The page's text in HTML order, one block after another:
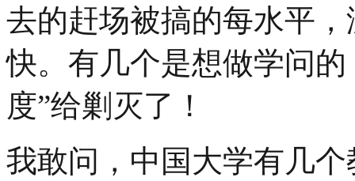
去的赶场被搞的每水平
快。有几个是想做学问
度”给剿灭了！
我敢问，中国大学有几